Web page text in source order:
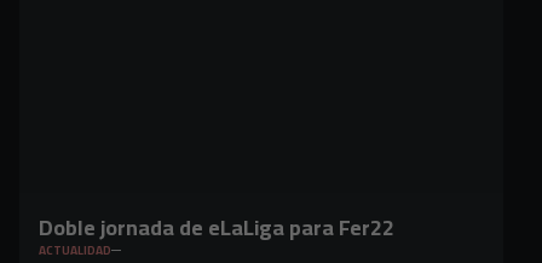
Doble jornada de eLaLiga para Fer22
ACTUALIDAD